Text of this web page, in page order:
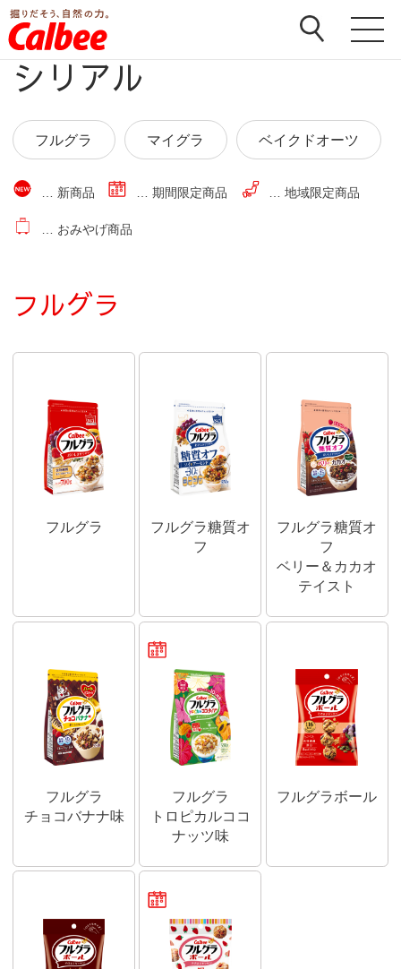
ホーム > 商品
シリアル
フルグラ マイグラ ベイクドオーツ
… 新商品 … 期間限定商品 … 地域限定商品
… おみやげ商品
フルグラ
フルグラ
フルグラ糖質オ
フ
フルグラ糖質オ
フ
ベリー＆カカオ
テイスト
フルグラ
チョコバナナ味
フルグラ
トロピカルココ
ナッツ味
フルグラボール